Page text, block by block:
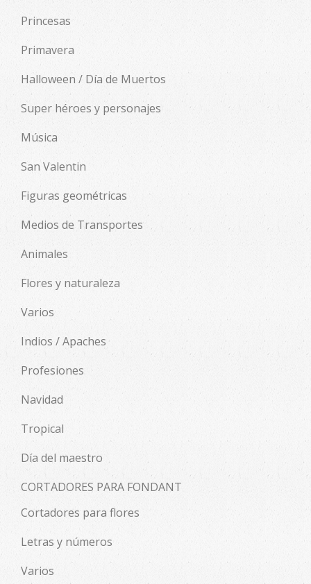
Princesas
Primavera
Halloween / Día de Muertos
Super héroes y personajes
Música
San Valentin
Figuras geométricas
Medios de Transportes
Animales
Flores y naturaleza
Varios
Indios / Apaches
Profesiones
Navidad
Tropical
Día del maestro
CORTADORES PARA FONDANT
Cortadores para flores
Letras y números
Varios